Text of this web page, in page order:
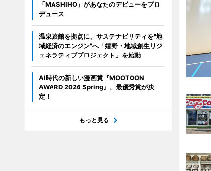
「MASHIHO」があなたのデビューをプロ
デュース
温泉旅館を拠点に、サステナビリティを"地
域経済のエンジン"へ「嬉野・地域創生リジ
ェネラティブプロジェクト」を始動
AI時代の新しい漫画賞『MOOTOON
AWARD 2026 Spring』、最優秀賞が決
定！
もっと見る